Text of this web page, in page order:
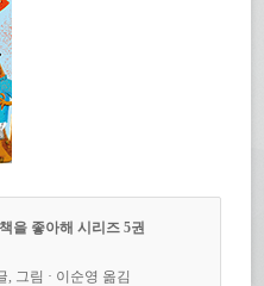
을 좋아해 시리즈 5권
, 그림 · 이순영 옮김